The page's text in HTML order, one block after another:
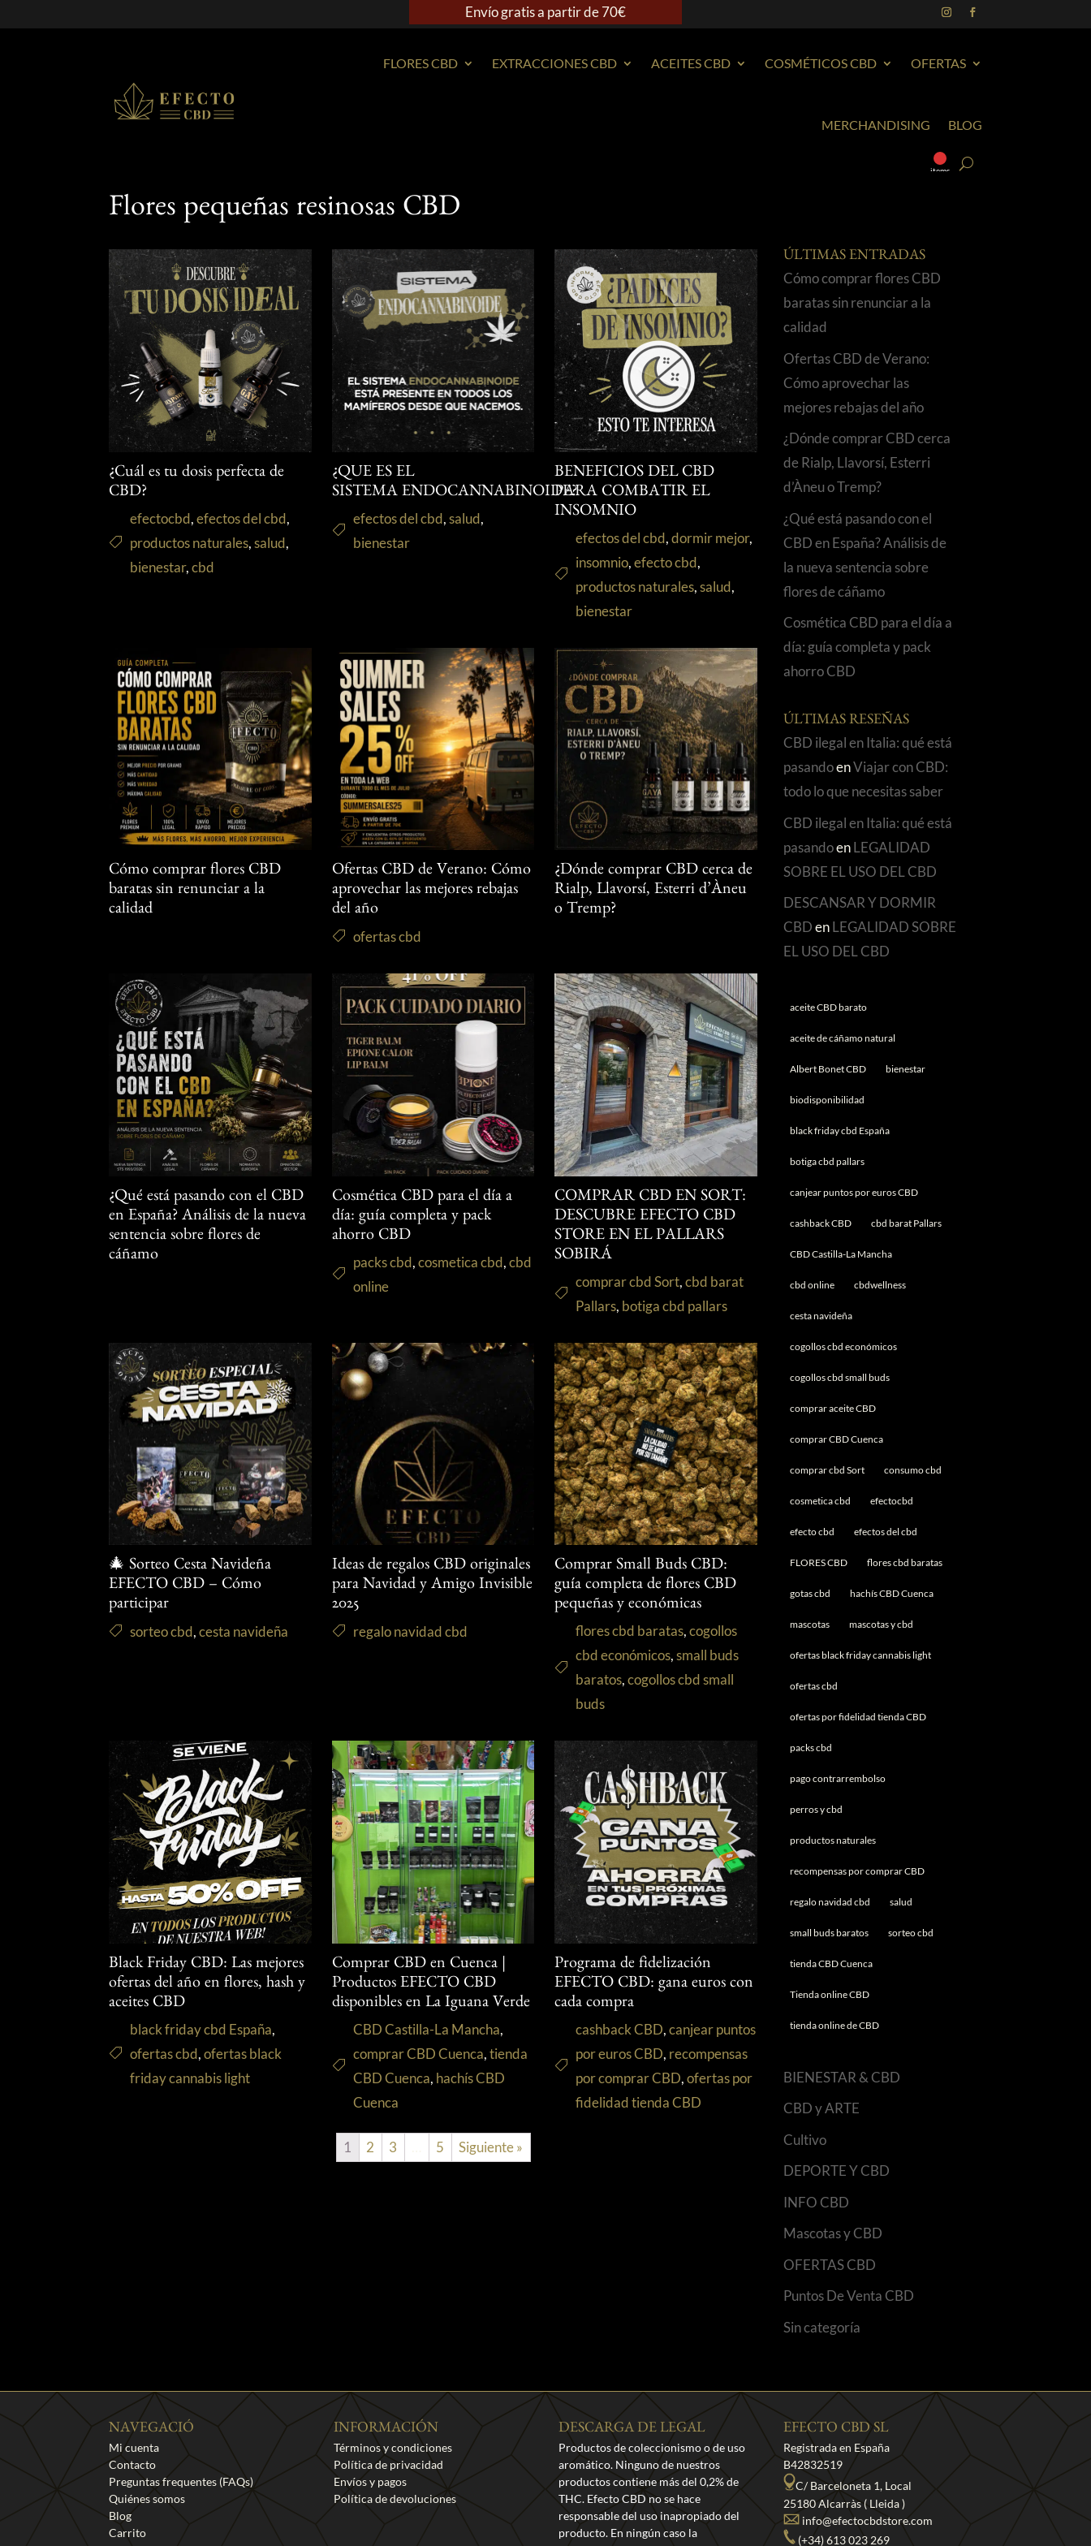
Envío gratis a partir de 70€
FLORES CBD EXTRACCIONES CBD ACEITES CBD COSMÉTICOS CBD OFERTAS
MERCHANDISING BLOG
items
Flores pequeñas resinosas CBD
¿Cuál es tu dosis perfecta de
CBD?
efectocbd,efectos del cbd,
productos naturales,salud,
bienestar,cbd
¿QUE ES EL
SISTEMA ENDOCANNABINOIDE?
efectos del cbd,salud,
bienestar
BENEFICIOS DEL CBD
PARA COMBATIR EL
INSOMNIO
efectos del cbd,dormir mejor,
insomnio,efecto cbd,
productos naturales,salud,
bienestar
Cómo comprar flores CBD
baratas sin renunciar a la
calidad
Ofertas CBD de Verano: Cómo
aprovechar las mejores rebajas
del año
ofertas cbd
¿Dónde comprar CBD cerca de
Rialp, Llavorsí, Esterri d’Àneu
o Tremp?
¿Qué está pasando con el CBD
en España? Análisis de la nueva
sentencia sobre flores de
cáñamo
Cosmética CBD para el día a
día: guía completa y pack
ahorro CBD
packs cbd,cosmetica cbd,cbd
online
COMPRAR CBD EN SORT:
DESCUBRE EFECTO CBD
STORE EN EL PALLARS
SOBIRÁ
comprar cbd Sort,cbd barat
Pallars, botiga cbd pallars
🎄 Sorteo Cesta Navideña
EFECTO CBD – Cómo
participar
sorteo cbd,cesta navideña
Ideas de regalos CBD originales
para Navidad y Amigo Invisible
2025
regalo navidad cbd
Comprar Small Buds CBD:
guía completa de flores CBD
pequeñas y económicas
flores cbd baratas,cogollos
cbd económicos,small buds
baratos,cogollos cbd small
buds
Black Friday CBD: Las mejores
ofertas del año en flores, hash y
aceites CBD
black friday cbd España,
ofertas cbd,ofertas black
friday cannabis light
Comprar CBD en Cuenca |
Productos EFECTO CBD
disponibles en La Iguana Verde
CBD Castilla-La Mancha,
comprar CBD Cuenca,tienda
CBD Cuenca, hachís CBD
Cuenca
Programa de fidelización
EFECTO CBD: gana euros con
cada compra
cashback CBD,canjear puntos
por euros CBD, recompensas
por comprar CBD,ofertas por
fidelidad tienda CBD
1 2 3 5 Siguiente »
ÚLTIMAS ENTRADAS
Cómo comprar flores CBD
baratas sin renunciar a la
calidad
Ofertas CBD de Verano:
Cómo aprovechar las
mejores rebajas del año
¿Dónde comprar CBD cerca
de Rialp, Llavorsí, Esterri
d’Àneu o Tremp?
¿Qué está pasando con el
CBD en España? Análisis de
la nueva sentencia sobre
flores de cáñamo
Cosmética CBD para el día a
día: guía completa y pack
ahorro CBD
ÚLTIMAS RESEÑAS
CBD ilegal en Italia: qué está
pasandoenViajar con CBD:
todo lo que necesitas saber
CBD ilegal en Italia: qué está
pasandoenLEGALIDAD
SOBRE EL USO DEL CBD
DESCANSAR Y DORMIR
CBDenLEGALIDAD SOBRE
EL USO DEL CBD
aceite CBD barato
aceite de cáñamo natural
Albert Bonet CBD bienestar
biodisponibilidad
black friday cbd España
botiga cbd pallars
canjear puntos por euros CBD
cashback CBD cbd barat Pallars
CBD Castilla-La Mancha
cbd online cbdwellness
cesta navideña
cogollos cbd económicos
cogollos cbd small buds
comprar aceite CBD
comprar CBD Cuenca
comprar cbd Sort consumo cbd
cosmetica cbd efectocbd
efecto cbd efectos del cbd
FLORES CBD flores cbd baratas
gotas cbd hachís CBD Cuenca
mascotas mascotas y cbd
ofertas black friday cannabis light
ofertas cbd
ofertas por fidelidad tienda CBD
packs cbd
pago contrarrembolso
perros y cbd
productos naturales
recompensas por comprar CBD
regalo navidad cbd salud
small buds baratos sorteo cbd
tienda CBD Cuenca
Tienda online CBD
tienda online de CBD
BIENESTAR & CBD
CBD y ARTE
Cultivo
DEPORTE Y CBD
INFO CBD
Mascotas y CBD
OFERTAS CBD
Puntos De Venta CBD
Sin categoría
NAVEGACIÓ
Mi cuenta
Contacto
Preguntas frequentes (FAQs)
Quiénes somos
Blog
Carrito
INFORMACIÓN
Términos y condiciones
Política de privacidad
Envíos y pagos
Política de devoluciones
DESCARGA DE LEGAL
Productos de coleccionismo o de uso
aromático. Ninguno de nuestros
productos contiene más del 0,2% de
THC. Efecto CBD no se hace
responsable del uso inapropiado del
producto. En ningún caso la
EFECTO CBD SL
Registrada en España
B42832519
C/ Barceloneta 1, Local
25180 Alcarràs ( Lleida )
info@efectocbdstore.com
(+34) 613 023 269